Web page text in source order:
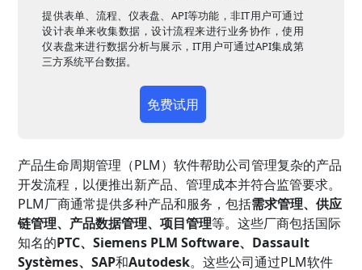
提供表单、流程、仪表盘、API等功能，非IT用户可通过
设计表单来收集数据，设计流程来进行业务协作，使用
仪表盘来进行数据分析与展示，IT用户可通过API集成第
三方系统平台数据。
免费试用
产品生命周期管理（PLM）软件帮助公司管理复杂的产品
开发流程，以便推出新产品、管理成本并符合监管要求。
PLM厂商通常提供多种产品和服务，包括需求管理、供应
链管理、产品数据管理、项目管理等。这些厂商包括国际
知名的PTC、Siemens PLM Software、Dassault
Systèmes、SAP和Autodesk。这些公司通过PLM软件